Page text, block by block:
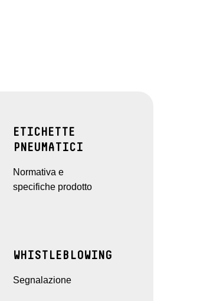
ETICHETTE
PNEUMATICI
Normativa e
specifiche prodotto
WHISTLEBLOWING
Segnalazione